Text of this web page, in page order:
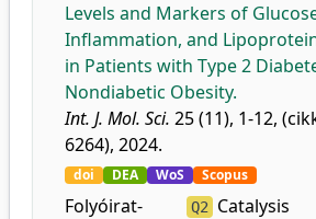
Levels and Markers of
Inflammation, and
in Patients with Type 2
Nondiabetic Obesity.
Int. J. Mol. Sci. 25 (11), 1-12,
6264), 2024.
doi DEA WoS Scopus
Folyóirat-
Q2 Catalysis